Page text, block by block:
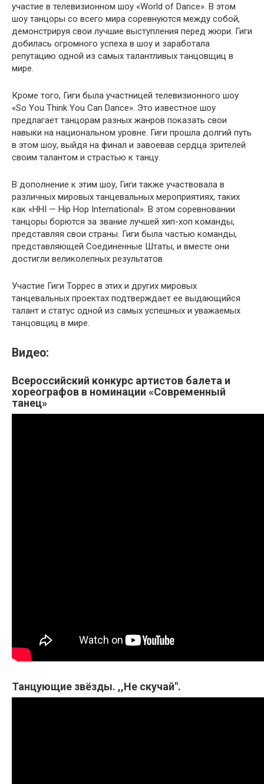
участие в телевизионном шоу «World of Dance». В этом
шоу танцоры со всего мира соревнуются между собой,
демонстрируя свои лучшие выступления перед жюри. Гиги
добилась огромного успеха в шоу и заработала
репутацию одной из самых талантливых танцовщиц в
мире.
Кроме того, Гиги была участницей телевизионного шоу
«So You Think You Can Dance». Это известное шоу
предлагает танцорам разных жанров показать свои
навыки на национальном уровне. Гиги прошла долгий путь
в этом шоу, выйдя на финал и завоевав сердца зрителей
своим талантом и страстью к танцу.
В дополнение к этим шоу, Гиги также участвовала в
различных мировых танцевальных мероприятиях, таких
как «HHI — Hip Hop International». В этом соревновании
танцоры борются за звание лучшей хип-хоп команды,
представляя свои страны. Гиги была частью команды,
представляющей Соединенные Штаты, и вместе они
достигли великолепных результатов.
Участие Гиги Торрес в этих и других мировых
танцевальных проектах подтверждает ее выдающийся
талант и статус одной из самых успешных и уважаемых
танцовщиц в мире.
Видео:
Всероссийский конкурс артистов балета и
хореографов в номинации «Современный
танец»
Танцующие звёзды. ,,Не скучай".